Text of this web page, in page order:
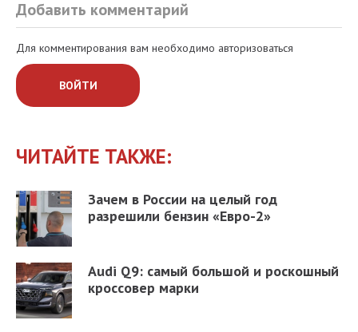
Добавить комментарий
Для комментирования вам необходимо авторизоваться
ВОЙТИ
ЧИТАЙТЕ ТАКЖЕ:
Зачем в России на целый год
разрешили бензин «Евро-2»
Audi Q9: самый большой и роскошный
кроссовер марки